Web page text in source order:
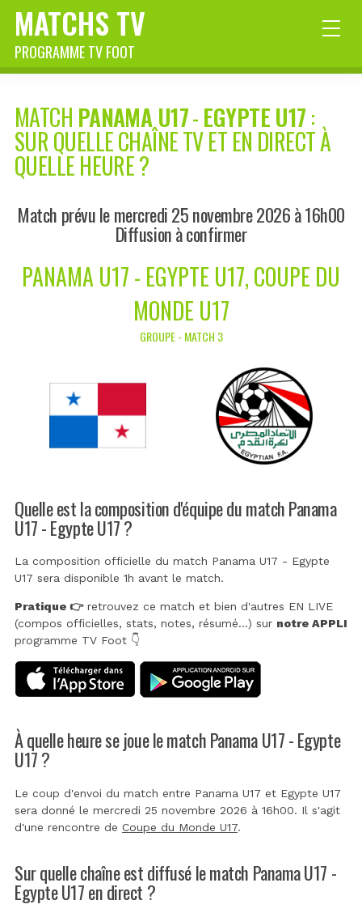
MATCHS TV
PROGRAMME TV FOOT
MATCH PANAMA U17-EGYPTE U17:
SUR QUELLE CHAÎNE TV ET EN DIRECT À
QUELLE HEURE ?
Match prévu le mercredi 25 novembre 2026 à 16h00
Diffusion à confirmer
PANAMA U17 - EGYPTE U17, COUPE DU
MONDE U17
GROUPE - MATCH 3
Quelle est la composition d'équipe du match Panama
U17 - Egypte U17 ?
La composition officielle du match Panama U17 - Egypte
U17 sera disponible 1h avant le match.
Pratique 👉retrouvez ce match et bien d'autres EN LIVE
(compos officielles, stats, notes, résumé...) sur notre APPLI
programme TV Foot 👇
À quelle heure se joue le match Panama U17 - Egypte
U17 ?
Le coup d'envoi du match entre Panama U17 et Egypte U17
sera donné le mercredi 25 novembre 2026 à 16h00. Il s'agit
d'une rencontre de Coupe du Monde U17.
Sur quelle chaîne est diffusé le match Panama U17 -
Egypte U17 en direct ?